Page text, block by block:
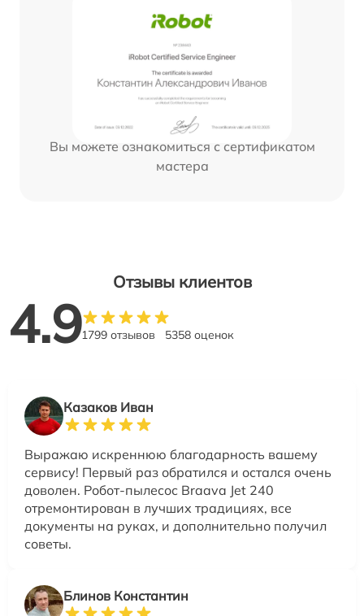
Вы можете ознакомиться с сертификатом
мастера
Отзывы клиентов
4.91799 отзывов 5358 оценок
Казаков Иван
Выражаю искреннюю благодарность вашему
сервису! Первый раз обратился и остался очень
доволен. Робот-пылесос Braava Jet 240
отремонтирован в лучших традициях, все
документы на руках, и дополнительно получил
советы.
Блинов Константин